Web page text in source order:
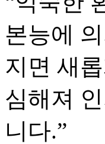
본능에
지면 새
심해져
니다.”